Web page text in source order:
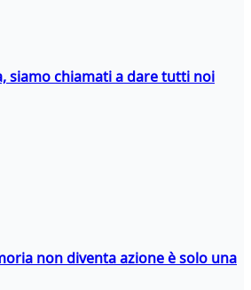
siamo chiamati a dare tutti noi
non diventa azione è solo una